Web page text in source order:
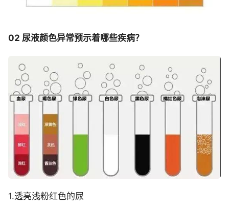
02 尿液颜色异常预示着哪些疾病？
1.透亮浅粉红色的尿